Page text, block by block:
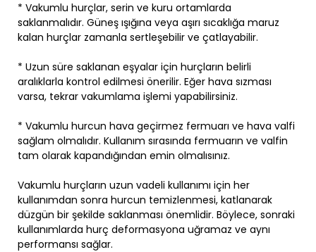
* Vakumlu hurçlar, serin ve kuru ortamlarda
saklanmalıdır. Güneş ışığına veya aşırı sıcaklığa maruz
kalan hurçlar zamanla sertleşebilir ve çatlayabilir.
* Uzun süre saklanan eşyalar için hurçların belirli
aralıklarla kontrol edilmesi önerilir. Eğer hava sızması
varsa, tekrar vakumlama işlemi yapabilirsiniz.
* Vakumlu hurcun hava geçirmez fermuarı ve hava valfi
sağlam olmalıdır. Kullanım sırasında fermuarın ve valfin
tam olarak kapandığından emin olmalısınız.
Vakumlu hurçların uzun vadeli kullanımı için her
kullanımdan sonra hurcun temizlenmesi, katlanarak
düzgün bir şekilde saklanması önemlidir. Böylece, sonraki
kullanımlarda hurç deformasyona uğramaz ve aynı
performansı sağlar.